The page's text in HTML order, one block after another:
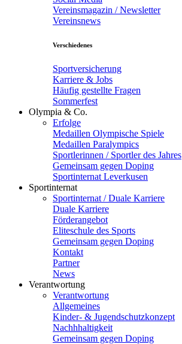
Vereinsmagazin / Newsletter
Vereinsnews
Verschiedenes
Sportversicherung
Karriere & Jobs
Häufig gestellte Fragen
Sommerfest
Olympia & Co.
Erfolge
Medaillen Olympische Spiele
Medaillen Paralympics
Sportlerinnen / Sportler des Jahres
Gemeinsam gegen Doping
Sportinternat Leverkusen
Sportinternat
Sportinternat / Duale Karriere
Duale Karriere
Förderangebot
Eliteschule des Sports
Gemeinsam gegen Doping
Kontakt
Partner
News
Verantwortung
Verantwortung
Allgemeines
Kinder- & Jugendschutzkonzept
Nachhhaltigkeit
Gemeinsam gegen Doping